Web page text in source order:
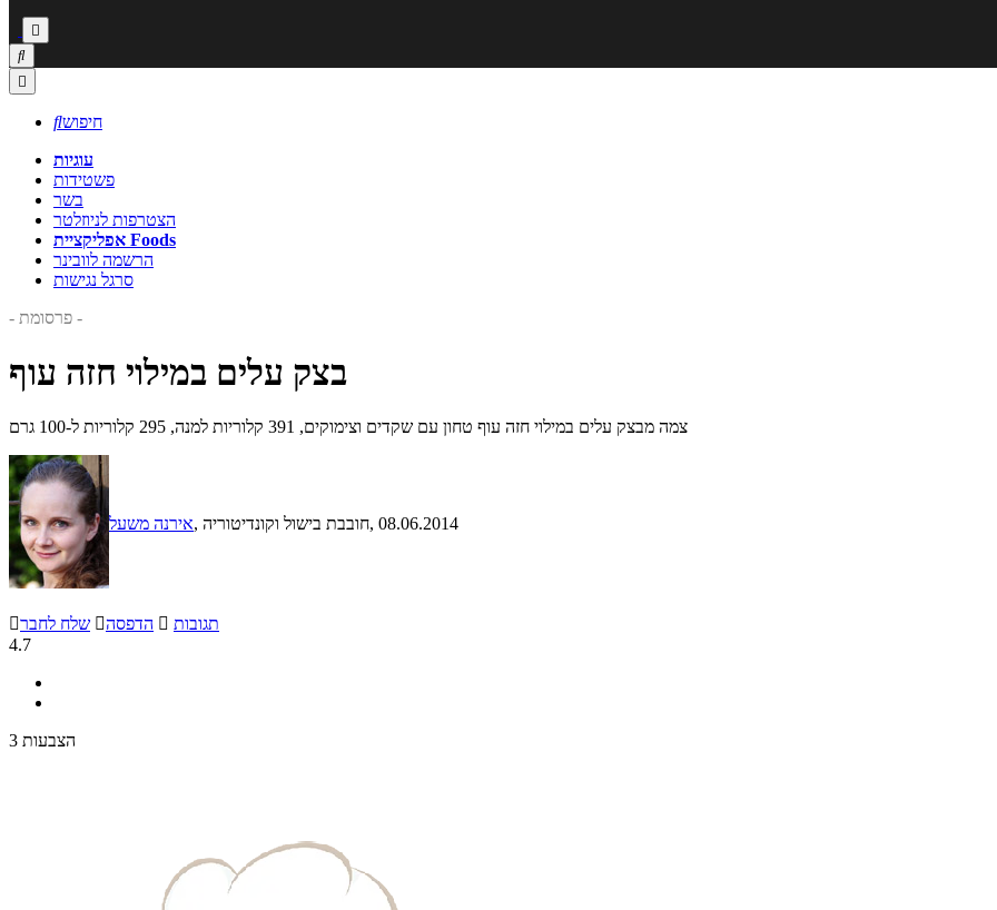



חיפוש
עוגיות
פשטידות
בשר
הצטרפות לניוזלטר
אפליקציית Foods
הרשמה לוובינר
סרגל נגישות
- פרסומת -
בצק עלים במילוי חזה עוף
צמה מבצק עלים במילוי חזה עוף טחון עם שקדים וצימוקים, 391 קלוריות למנה, 295 קלוריות ל-100 גרם
אירנה משעל , חובבת בישול וקונדיטוריה, 08.06.2014
שלח לחבר הדפסה  תגובות
4.7
3 הצבעות